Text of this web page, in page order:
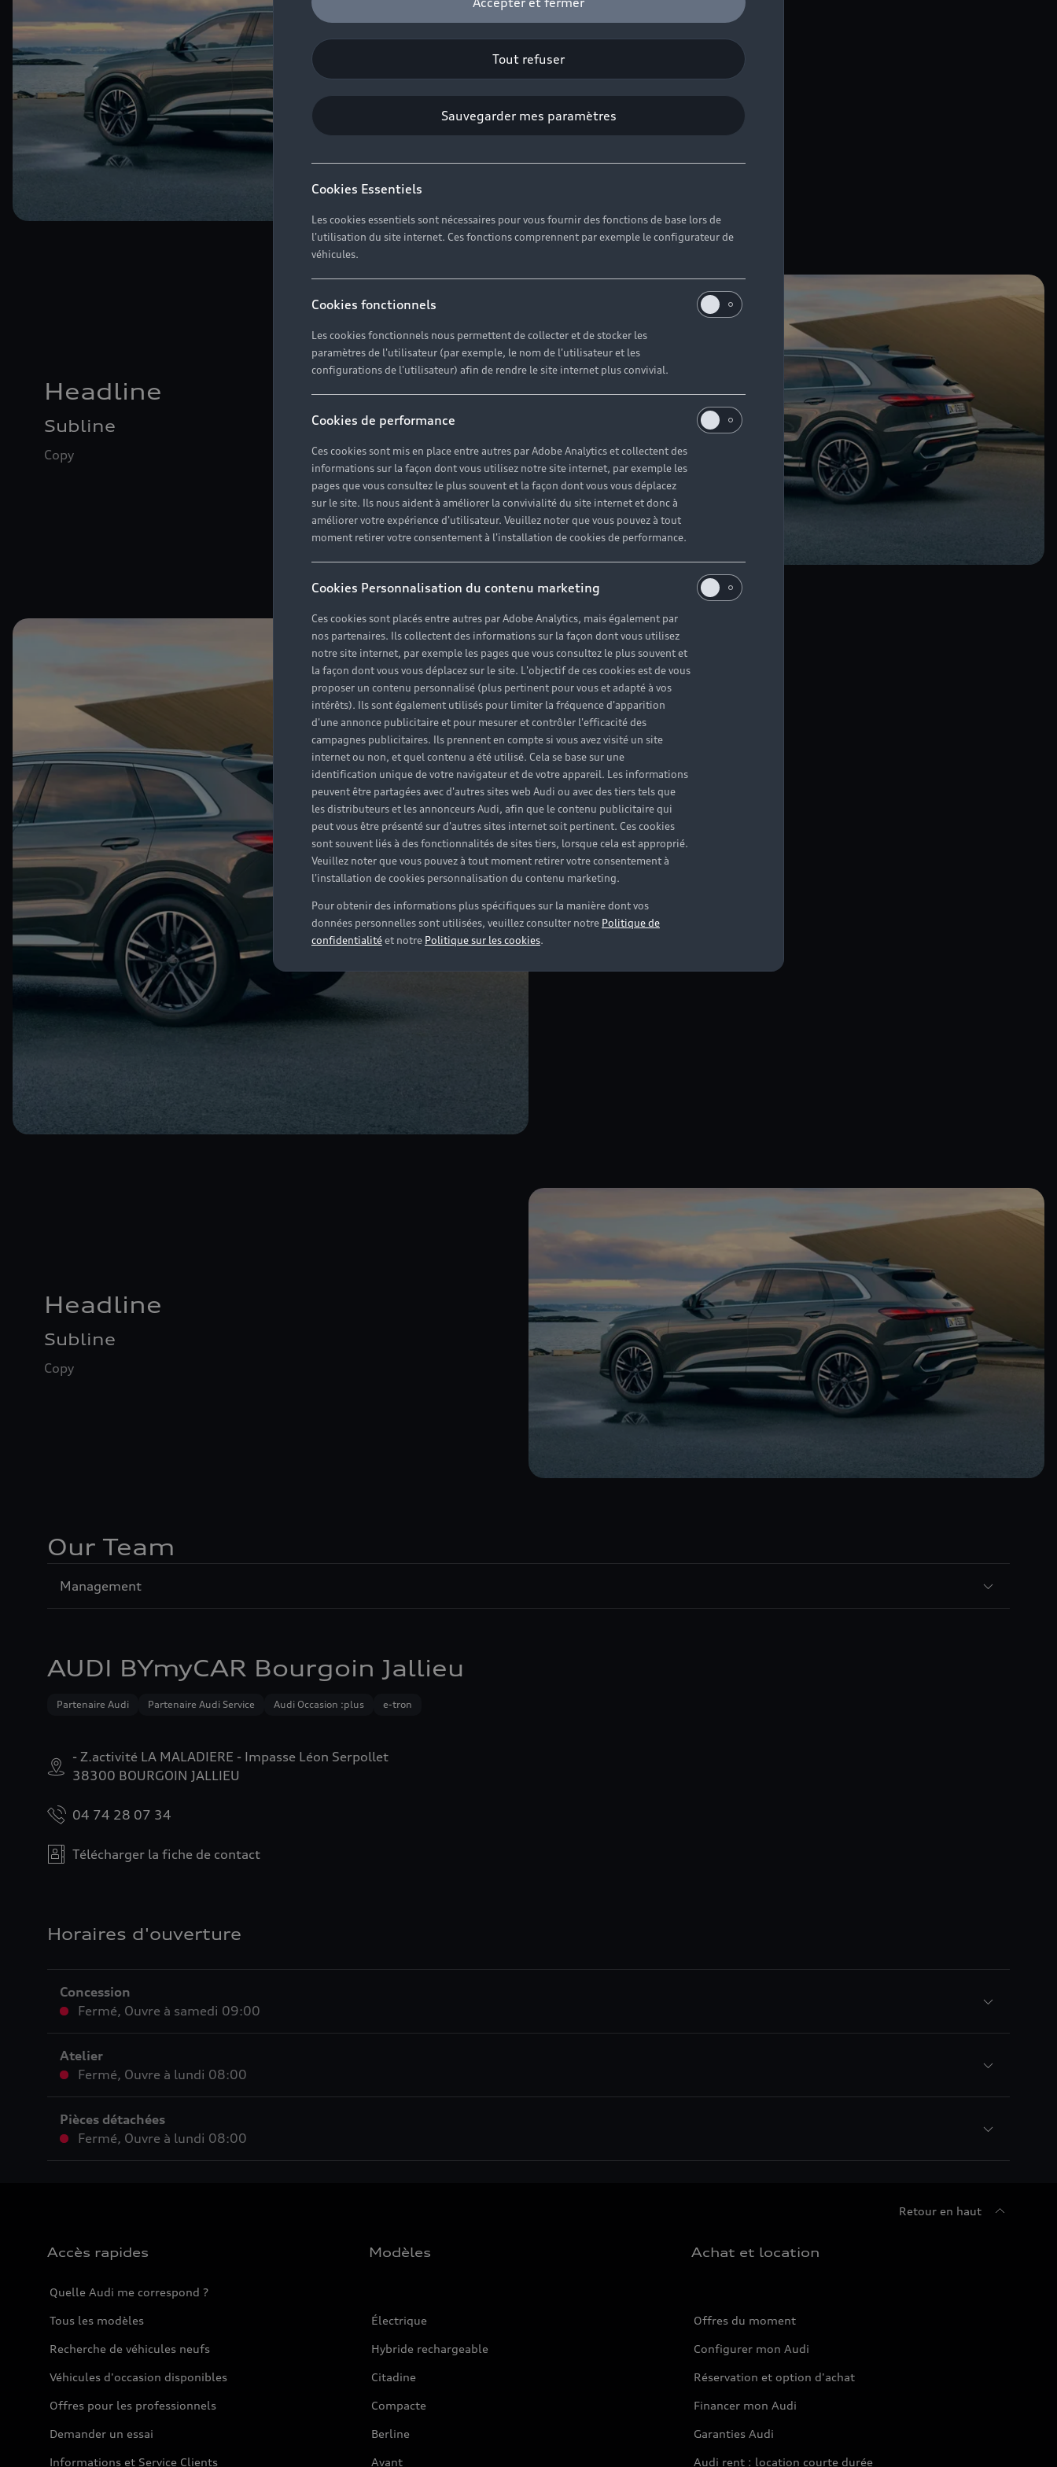
Tout refuser
Sauvegarder mes paramètres
Cookies Essentiels
Les cookies essentiels sont nécessaires pour vous fournir des fonctions de base lors de
l'utilisation du site internet. Ces fonctions comprennent par exemple le configurateur de
véhicules.
Cookies fonctionnels
Les cookies fonctionnels nous permettent de collecter et de stocker les
paramètres de l'utilisateur (par exemple, le nom de l'utilisateur et les
configurations de l'utilisateur) afin de rendre le site internet plus convivial.
Cookies de performance
Ces cookies sont mis en place entre autres par Adobe Analytics et collectent des
informations sur la façon dont vous utilisez notre site internet, par exemple les
pages que vous consultez le plus souvent et la façon dont vous vous déplacez
sur le site. Ils nous aident à améliorer la convivialité du site internet et donc à
améliorer votre expérience d'utilisateur. Veuillez noter que vous pouvez à tout
moment retirer votre consentement à l'installation de cookies de performance.
Cookies Personnalisation du contenu marketing
Ces cookies sont placés entre autres par Adobe Analytics, mais également par
nos partenaires. Ils collectent des informations sur la façon dont vous utilisez
notre site internet, par exemple les pages que vous consultez le plus souvent et
la façon dont vous vous déplacez sur le site. L'objectif de ces cookies est de vous
proposer un contenu personnalisé (plus pertinent pour vous et adapté à vos
intérêts). Ils sont également utilisés pour limiter la fréquence d'apparition
d'une annonce publicitaire et pour mesurer et contrôler l'efficacité des
campagnes publicitaires. Ils prennent en compte si vous avez visité un site
internet ou non, et quel contenu a été utilisé. Cela se base sur une
identification unique de votre navigateur et de votre appareil. Les informations
peuvent être partagées avec d'autres sites web Audi ou avec des tiers tels que
les distributeurs et les annonceurs Audi, afin que le contenu publicitaire qui
peut vous être présenté sur d'autres sites internet soit pertinent. Ces cookies
sont souvent liés à des fonctionnalités de sites tiers, lorsque cela est approprié.
Veuillez noter que vous pouvez à tout moment retirer votre consentement à
l'installation de cookies personnalisation du contenu marketing.
Pour obtenir des informations plus spécifiques sur la manière dont vos
données personnelles sont utilisées, veuillez consulter notre Politique de
confidentialitéet notre Politique sur les cookies.
Headline
Subline
Copy
Headline
Subline
Copy
Headline
Subline
Copy
Headline
Subline
Copy
Our Team
ManagementSección
AUDI BYmyCAR Bourgoin Jallieu
Partenaire Audi Partenaire Audi Service Audi Occasion :plus e-tron
- Z.activité LA MALADIERE - Impasse Léon Serpollet
38300 BOURGOIN JALLIEU
04 74 28 07 34
Télécharger la fiche de contact
Horaires d'ouverture
Concession
Fermé, Ouvre à samedi 09:00
Atelier
Fermé, Ouvre à lundi 08:00
Pièces détachées
Fermé, Ouvre à lundi 08:00
Retour en haut
Accès rapides
Quelle Audi me correspond ?
Tous les modèles
Recherche de véhicules neufs
Véhicules d'occasion disponibles
Offres pour les professionnels
Demander un essai
Informations et Service Clients
Modèles
Électrique
Hybride rechargeable
Citadine
Compacte
Berline
Avant
Achat et location
Offres du moment
Configurer mon Audi
Réservation et option d'achat
Financer mon Audi
Garanties Audi
Audi rent : location courte durée